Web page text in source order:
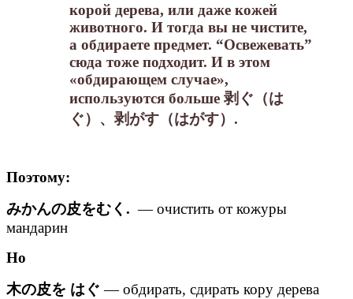
корой дерева, или даже кожей
животного. И тогда вы не чистите,
а обдираете предмет. “Освежевать”
сюда тоже подходит. И в этом
«обдирающем случае»,
используются больше 剥ぐ（は
ぐ）、剥がす（はがす）.
Поэтому:
みかんの皮をむく.— очистить от кожуры
мандарин
Но
木の皮を はぐ — обдирать, сдирать кору дерева